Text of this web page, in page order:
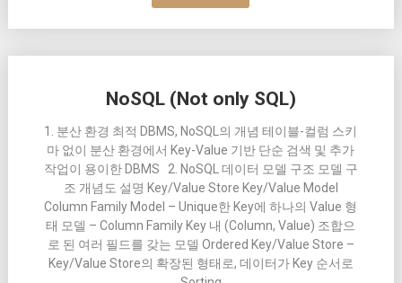
NoSQL (Not only SQL)
1. 분산 환경 최적 DBMS, NoSQL의 개념 테이블-컬럼 스키
마 없이 분산 환경에서 Key-Value 기반 단순 검색 및 추가
작업이 용이한 DBMS 2. NoSQL 데이터 모델 구조 모델 구
조 개념도 설명 Key/Value Store Key/Value Model
Column Family Model – Unique한 Key에 하나의 Value 형
태 모델 – Column Family Key 내 (Column, Value) 조합으
로 된 여러 필드를 갖는 모델 Ordered Key/Value Store –
Key/Value Store의 확장된 형태로, 데이터가 Key 순서로